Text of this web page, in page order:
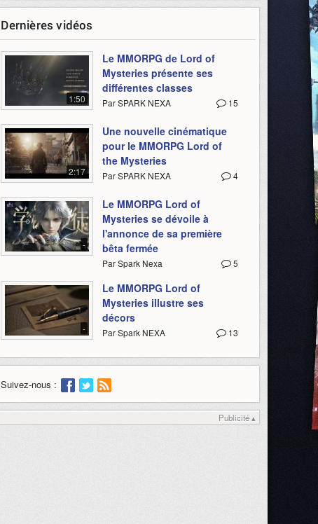
Dernières vidéos
1:50
Le MMORPG de Lord of
Mysteries présente ses
différentes classes
15
Par SPARK NEXA
2:17
Une nouvelle cinématique
pour le MMORPG Lord of
the Mysteries
4
Par SPARK NEXA
-
Le MMORPG Lord of
Mysteries se dévoile à
l'annonce de sa première
bêta fermée
5
Par Spark Nexa
-
Le MMORPG Lord of
Mysteries illustre ses
décors
13
Par Spark NEXA
Suivez-nous :
Publicité ▴